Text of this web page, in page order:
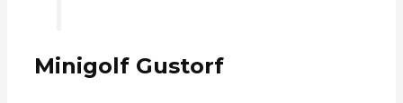
Minigolf Gustorf